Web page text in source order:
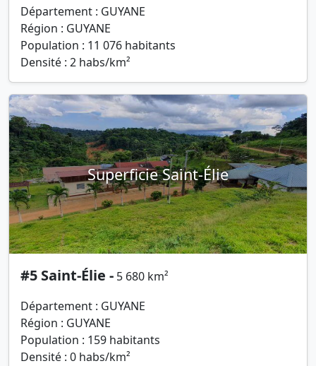
Département : GUYANE
Région : GUYANE
Population : 11 076 habitants
Densité : 2 habs/km²
Superficie Saint-Élie
#5 Saint-Élie - 5 680 km²
Département : GUYANE
Région : GUYANE
Population : 159 habitants
Densité : 0 habs/km²